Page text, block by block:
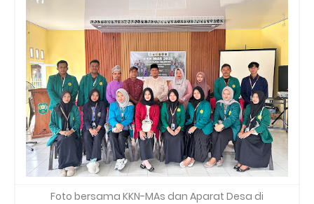
Foto bersama KKN-MAs dan Aparat Desa di